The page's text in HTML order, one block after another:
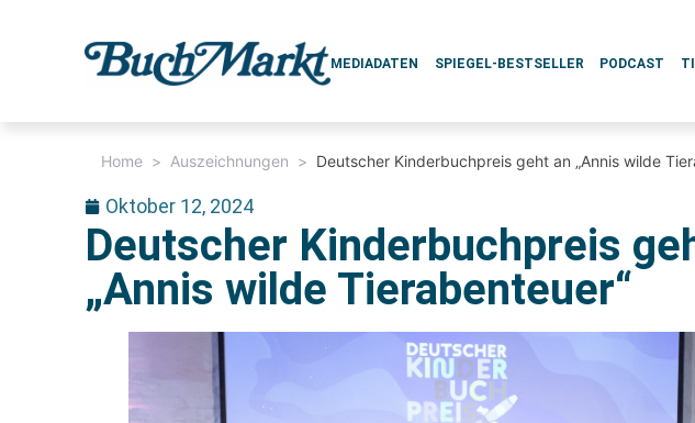
MEDIADATEN SPIEGEL-BESTSELLER PODCAST
Home > Auszeichnungen > Deutscher Kinderbuchpreis geht an „Annis wilde
Oktober 12, 2024
Deutscher Kinderbuchpreis
„Annis wilde Tierabenteuer“